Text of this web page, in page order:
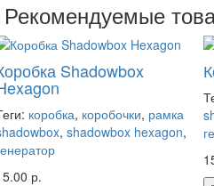
Рекомендуемые
Shadowbox
коробка, коробочки, рамка
, shadowbox hexagon,
р.